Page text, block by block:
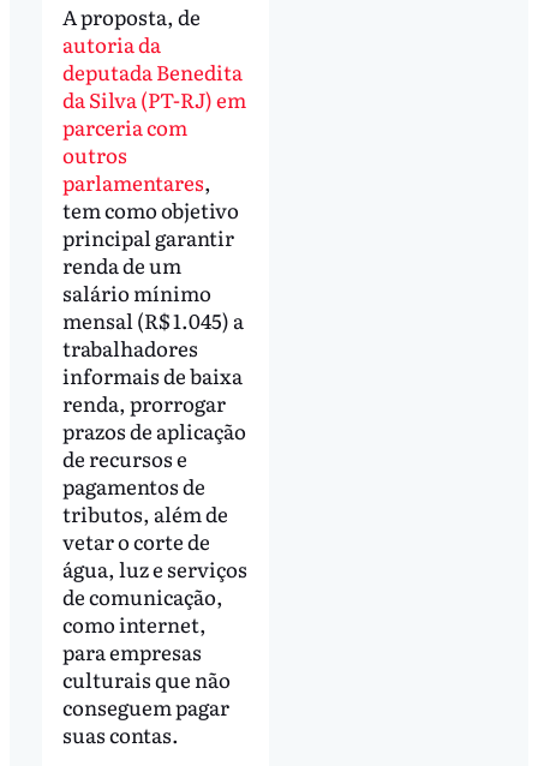
A proposta, de
autoria da
deputada Benedita
da Silva (PT-RJ) em
parceria com
outros
parlamentares,
tem como objetivo
principal garantir
renda de um
salário mínimo
mensal (R$ 1.045) a
trabalhadores
informais de baixa
renda, prorrogar
prazos de aplicação
de recursos e
pagamentos de
tributos, além de
vetar o corte de
água, luz e serviços
de comunicação,
como internet,
para empresas
culturais que não
conseguem pagar
suas contas.